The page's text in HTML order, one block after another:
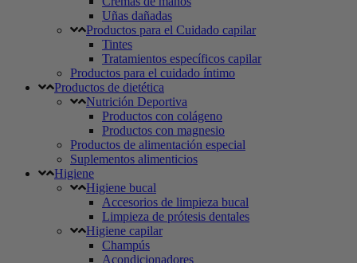
Uñas dañadas
Productos para el Cuidado capilar
Tintes
Tratamientos específicos capilar
Productos para el cuidado íntimo
Productos de dietética
Nutrición Deportiva
Productos con colágeno
Productos con magnesio
Productos de alimentación especial
Suplementos alimenticios
Higiene
Higiene bucal
Accesorios de limpieza bucal
Limpieza de prótesis dentales
Higiene capilar
Champús
Acondicionadores